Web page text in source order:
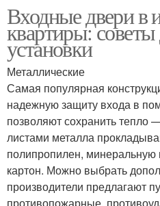
Входные двери в
квартиры:
установки
Металлические
Самая популярная
надежную защиту входа в
позволяют сохранить тепло
листами металла
полипропилен,
картон. Можно выбрать
производители предлагают